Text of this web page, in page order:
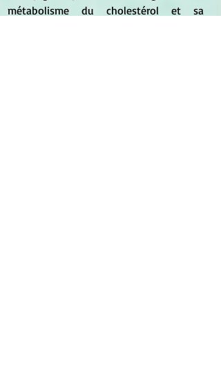
métabolisme du cholestérol et sa